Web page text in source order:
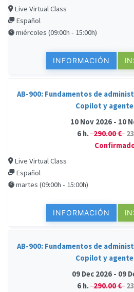
Live Virtual Class
Español
miércoles (09:00h - 15:00h)
INFORMACIÓN
AB-900: Fundamentos de
Copilot y
10 Nov 2026 - 10
6 h.290.00 €
Live Virtual Class
Español
martes (09:00h - 15:00h)
INFORMACIÓN
AB-900: Fundamentos de
Copilot y
09 Dec 2026 - 09
6 h.290.00 €